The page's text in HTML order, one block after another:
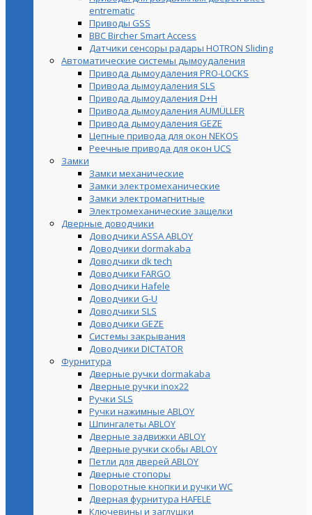
entrematic
Приводы GSS
BBC Bircher Smart Access
Датчики сенсоры радары HOTRON Sliding
Автоматические системы дымоудаления
Привода дымоудаления PRO-LOCKS
Привода дымоудаления SLS
Привода дымоудаления D+H
Привода дымоудаления AUMÜLLER
Привода дымоудаления GEZE
Цепные привода для окон NEKOS
Реечные привода для окон UСS
Замки
Замки механические
Замки электромеханические
Замки электромагнитные
Электромеханические защелки
Дверные доводчики
Доводчики ASSA ABLOY
Доводчики dormakaba
Доводчики dk tech
Доводчики FARGO
Доводчики Hafele
Доводчики G-U
Доводчики SLS
Доводчики GEZE
Cистемы закрывания
Доводчики DICTATOR
Фурнитура
Дверные ручки dormakaba
Дверные ручки inox22
Ручки SLS
Ручки нажимные ABLOY
Шпингалеты ABLOY
Дверные задвижки ABLOY
Дверные ручки скобы ABLOY
Петли для дверей ABLOY
Дверные стопоры
Поворотные кнопки и ручки WC
Дверная фурнитура HAFELE
Ключевины и заглушки